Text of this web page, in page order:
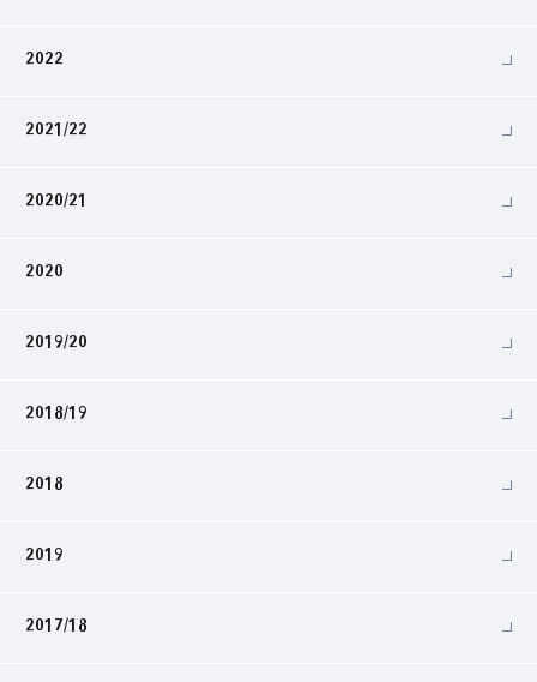
2022
2021/22
2020/21
2020
2019/20
2018/19
2018
2019
2017/18